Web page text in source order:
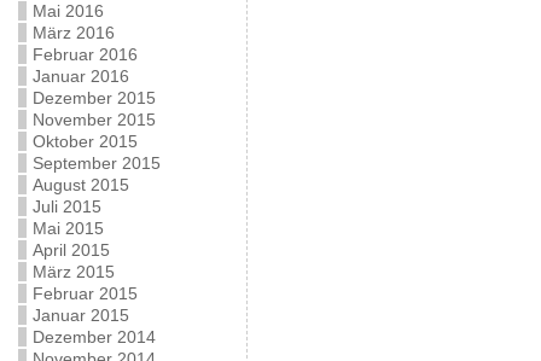
Mai 2016
März 2016
Februar 2016
Januar 2016
Dezember 2015
November 2015
Oktober 2015
September 2015
August 2015
Juli 2015
Mai 2015
April 2015
März 2015
Februar 2015
Januar 2015
Dezember 2014